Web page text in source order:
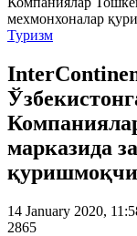
Туризм
марказида
қуришмоқчи
14 January 2020,
2865